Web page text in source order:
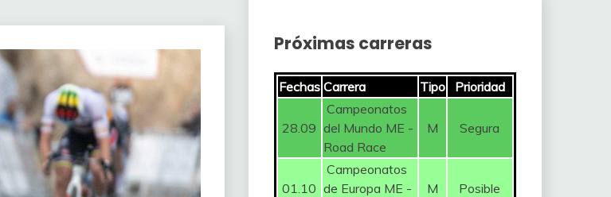
Próximas carreras
Fechas Carrera Tipo Prioridad
28.09
Campeonatos
del Mundo ME -
Road Race
M Segura
01.10
Campeonatos
de Europa ME -
M Posible